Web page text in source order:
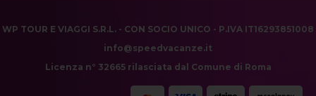
WP TOUR E VIAGGI S.R.L. - CON SOCIO UNICO - P.IVA IT16293851008
info@speedvacanze.it
Licenza n° 32665 rilasciata dal Comune di Roma